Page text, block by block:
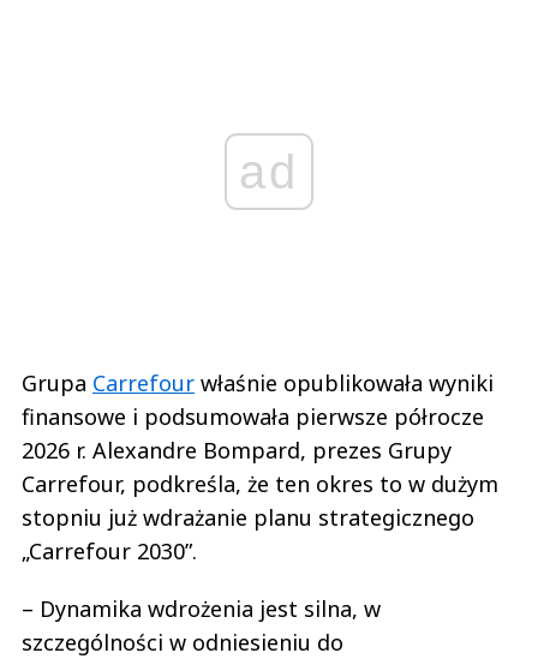
ad
Grupa Carrefour właśnie opublikowała wyniki
finansowe i podsumowała pierwsze półrocze
2026 r. Alexandre Bompard, prezes Grupy
Carrefour, podkreśla, że ten okres to w dużym
stopniu już wdrażanie planu strategicznego
„Carrefour 2030”.
– Dynamika wdrożenia jest silna, w
szczególności w odniesieniu do